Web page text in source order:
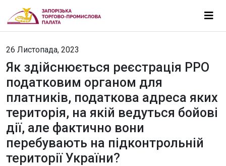
26 Листопада, 2023
Як здійснюється реєстрація РРО
податковим органом для
платників, податкова адреса яких
територія, на якій ведуться бойові
дії, але фактично вони
перебувають на підконтрольній
території України?